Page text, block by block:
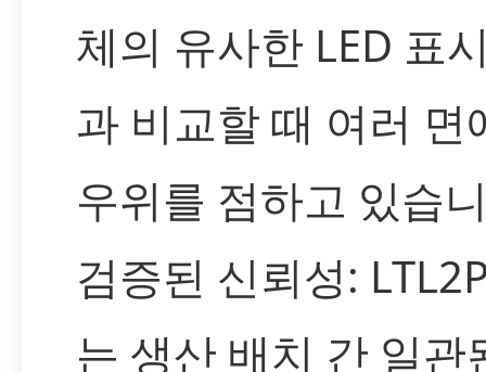
체의 유사한 LED 표
과 비교할 때 여러 면
우위를 점하고 있습
검증된 신뢰성:
는 생산 배치 간 일관